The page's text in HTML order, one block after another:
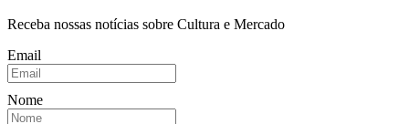
Receba nossas notícias sobre Cultura e Mercado
Email
Nome